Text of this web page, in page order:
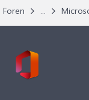
Foren ...